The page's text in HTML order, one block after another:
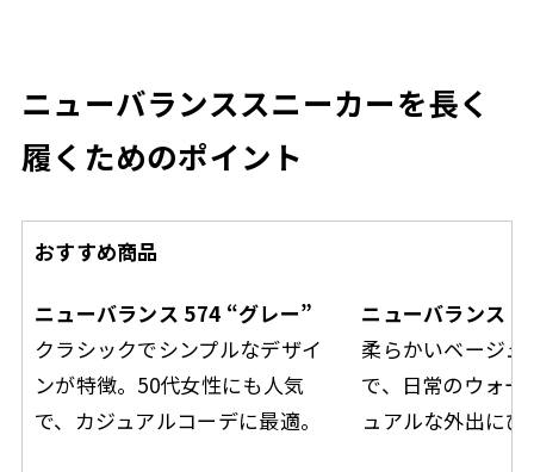
ニューバランススニーカーを長く
履くためのポイント
おすすめ商品
ニューバランス 574 “グレー”
クラシックでシンプルなデザイ
ンが特徴。50代女性にも人気
で、カジュアルコーデに最適。
ニューバランス
柔らかいベージ
で、日常のウォー
ュアルな外出に